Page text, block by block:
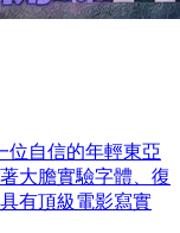
位自信的年輕東亞
大膽實驗字體、復
有頂級電影寫實